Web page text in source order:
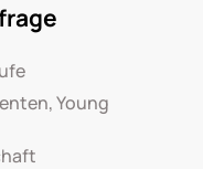
Young